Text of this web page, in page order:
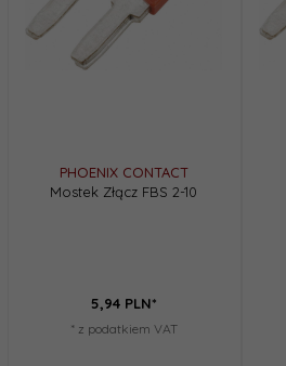
PHOENIX CONTACT
Mostek Złącz FBS 2-10
5,94 PLN*
* z podatkiem VAT